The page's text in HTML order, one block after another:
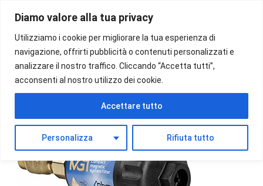
Diamo valore alla tua privacy
Utilizziamo i cookie per migliorare la tua esperienza di
navigazione, offrirti pubblicità o contenuti personalizzati e
analizzare il nostro traffico. Cliccando “Accetta tutti”,
acconsenti al nostro utilizzo dei cookie.
Personalizza Rifiuta tutto
Accettare tutto
contenuto